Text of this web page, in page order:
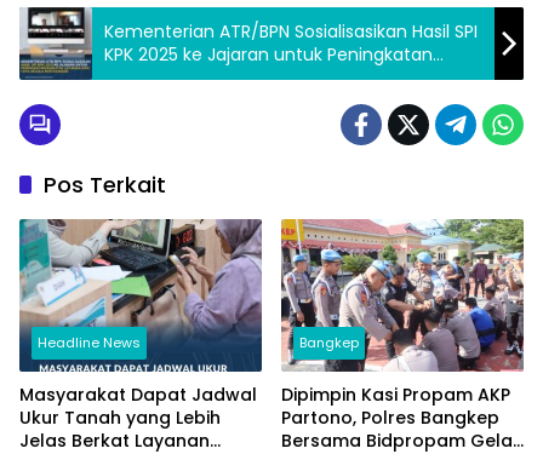
Kementerian ATR/BPN Sosialisasikan Hasil SPI
KPK 2025 ke Jajaran untuk Peningkatan
Kualitas Layanan dan Tata Kelola
Pos Terkait
Headline News
Masyarakat Dapat Jadwal
Ukur Tanah yang Lebih
Jelas Berkat Layanan
Bangkep
Dipimpin Kasi Propam AKP
Partono, Polres Bangkep
Bersama Bidpropam Gelar